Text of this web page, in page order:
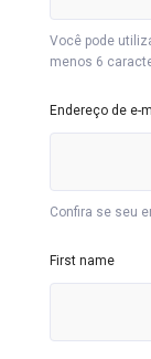
Você pode
menos 6
Endereço de e-
Confira se seu
First name